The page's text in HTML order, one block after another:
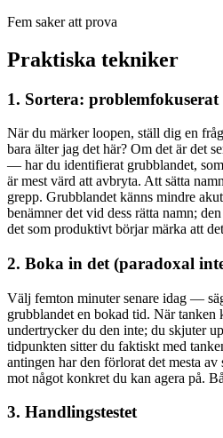
Fem saker att prova
Praktiska tekniker
1. Sortera:
När du märker loopen, ställ dig en
bara älter jag det här? Om det är det
— har du identifierat grubblandet,
är mest värd att avbryta. Att sätta
grepp. Grubblandet känns mindre
benämner det vid dess rätta namn;
det som produktivt börjar märka att
2. Boka in det (paradoxal
Välj femton minuter senare idag —
grubblandet en bokad tid. När tanken
undertrycker du den inte; du skjuter
tidpunkten sitter du faktiskt med
antingen har den förlorat det mesta
mot något konkret du kan agera på.
3. Handlingstestet